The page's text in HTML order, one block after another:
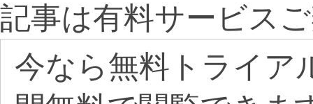
記事は有料サービス
今なら無料トライア